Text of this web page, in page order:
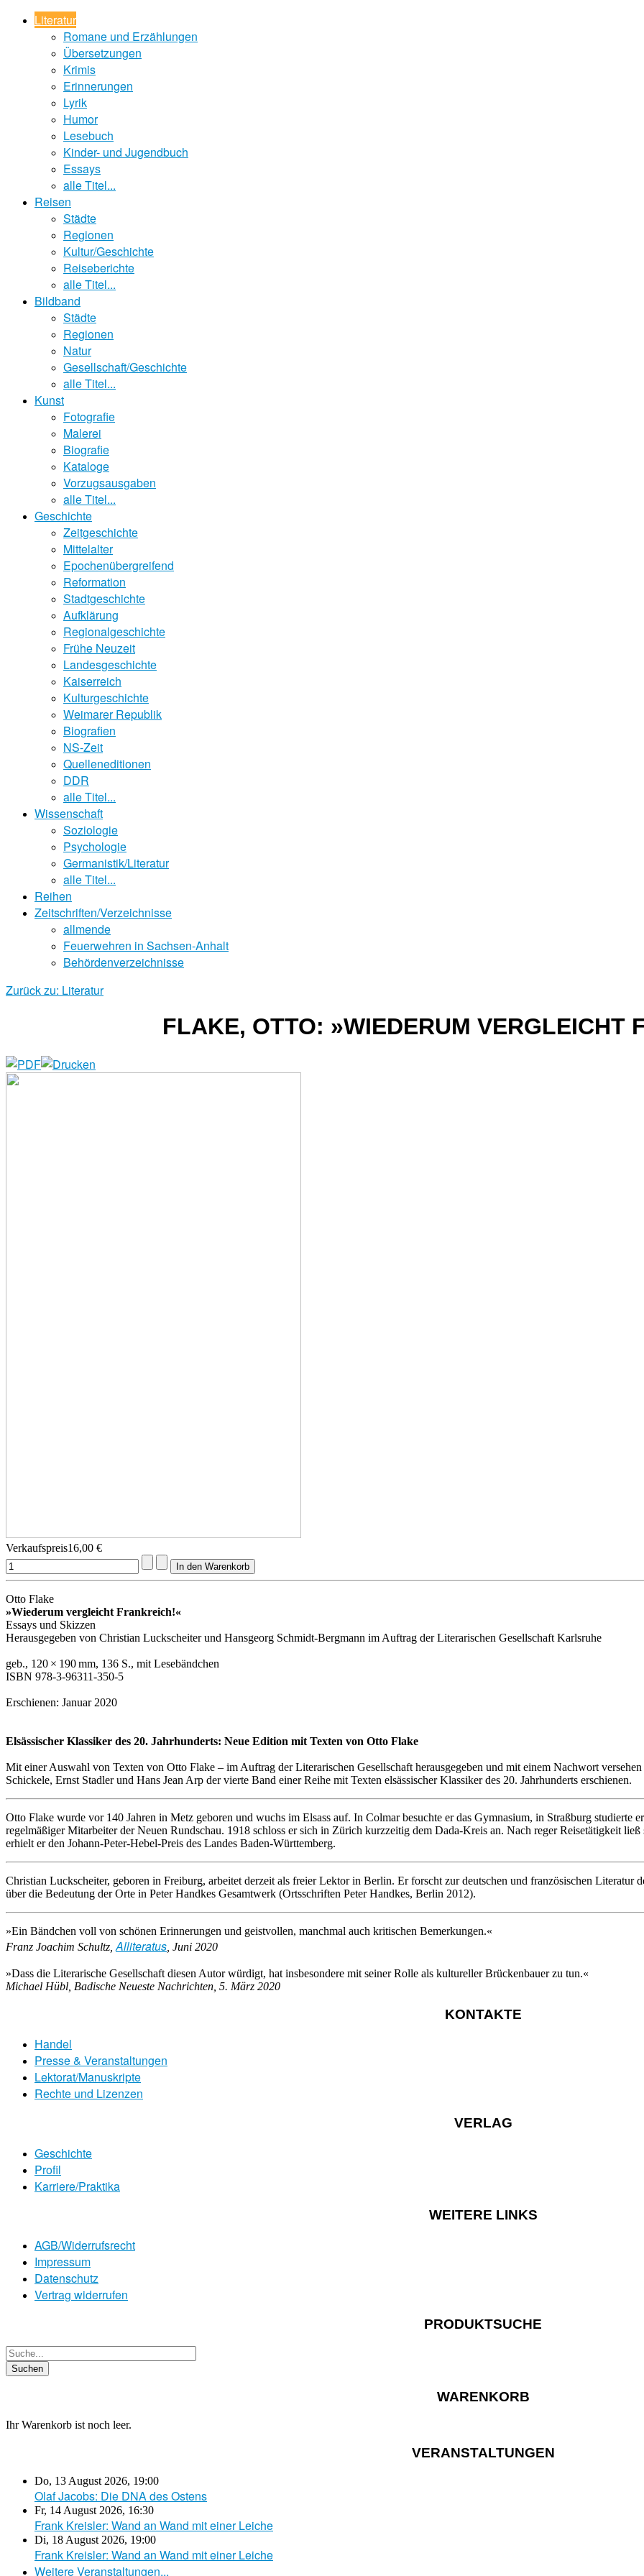
Literatur
Romane und Erzählungen
Übersetzungen
Krimis
Erinnerungen
Lyrik
Humor
Lesebuch
Kinder- und Jugendbuch
Essays
alle Titel...
Reisen
Städte
Regionen
Kultur/Geschichte
Reiseberichte
alle Titel...
Bildband
Städte
Regionen
Natur
Gesellschaft/Geschichte
alle Titel...
Kunst
Fotografie
Malerei
Biografie
Kataloge
Vorzugsausgaben
alle Titel...
Geschichte
Zeitgeschichte
Mittelalter
Epochenübergreifend
Reformation
Stadtgeschichte
Aufklärung
Regionalgeschichte
Frühe Neuzeit
Landesgeschichte
Kaiserreich
Kulturgeschichte
Weimarer Republik
Biografien
NS-Zeit
Quelleneditionen
DDR
alle Titel...
Wissenschaft
Soziologie
Psychologie
Germanistik/Literatur
alle Titel...
Reihen
Zeitschriften/Verzeichnisse
allmende
Feuerwehren in Sachsen-Anhalt
Behördenverzeichnisse
Zurück zu: Literatur
FLAKE, OTTO: »WIEDERUM VERGLEICHT
Verkaufspreis16,00 €
Otto Flake
»Wiederum vergleicht Frankreich!«
Essays und Skizzen
Herausgegeben von Christian Luckscheiter und Hansgeorg Schmidt-Bergmann im Auftrag der Literarischen Gesellschaft Karlsruhe
geb., 120 × 190 mm, 136 S., mit Lesebändchen
ISBN 978-3-96311-350-5
Erschienen: Januar 2020
Elsässischer Klassiker des 20. Jahrhunderts: Neue Edition mit Texten von Otto Flake
Mit einer Auswahl von Texten von Otto Flake – im Auftrag der Literarischen Gesellschaft herausgegeben und mit einem Nachwort
Schickele, Ernst Stadler und Hans Jean Arp der vierte Band einer Reihe mit Texten elsässischer Klassiker des 20. Jahrhunderts erschienen.
Otto Flake wurde vor 140 Jahren in Metz geboren und wuchs im Elsass auf. In Colmar besuchte er das Gymnasium, in Straßburg studierte
regelmäßiger Mitarbeiter der Neuen Rundschau. 1918 schloss er sich in Zürich kurzzeitig dem Dada-Kreis an. Nach reger Reisetätigkeit
erhielt er den Johann-Peter-Hebel-Preis des Landes Baden-Württemberg.
Christian Luckscheiter, geboren in Freiburg, arbeitet derzeit als freier Lektor in Berlin. Er forscht zur deutschen und französischen Literatur
über die Bedeutung der Orte in Peter Handkes Gesamtwerk (Ortsschriften Peter Handkes, Berlin 2012).
»Ein Bändchen voll von schönen Erinnerungen und geistvollen, manchmal auch kritischen Bemerkungen.«
Franz Joachim Schultz, Alliteratus , Juni 2020
»Dass die Literarische Gesellschaft diesen Autor würdigt, hat insbesondere mit seiner Rolle als kultureller Brückenbauer zu tun.«
Michael Hübl, Badische Neueste Nachrichten, 5. März 2020
KONTAKTE
Handel
Presse & Veranstaltungen
Lektorat/Manuskripte
Rechte und Lizenzen
VERLAG
Geschichte
Profil
Karriere/Praktika
WEITERE LINKS
AGB/Widerrufsrecht
Impressum
Datenschutz
Vertrag widerrufen
PRODUKTSUCHE
WARENKORB
Ihr Warenkorb ist noch leer.
VERANSTALTUNGEN
Do, 13 August 2026, 19:00
Olaf Jacobs: Die DNA des Ostens
Fr, 14 August 2026, 16:30
Frank Kreisler: Wand an Wand mit einer Leiche
Di, 18 August 2026, 19:00
Frank Kreisler: Wand an Wand mit einer Leiche
Weitere Veranstaltungen...